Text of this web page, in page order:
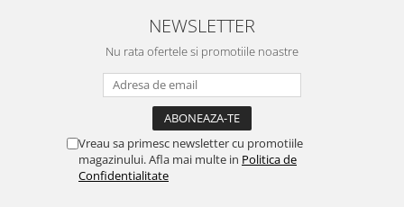
sunt multumit si voi continua cuNEWSLETTER
Nu rata ofertele si promotiile noastre
Vreau sa primesc newsletter cu promotiile
magazinului. Afla mai multe in Politica de
Confidentialitate